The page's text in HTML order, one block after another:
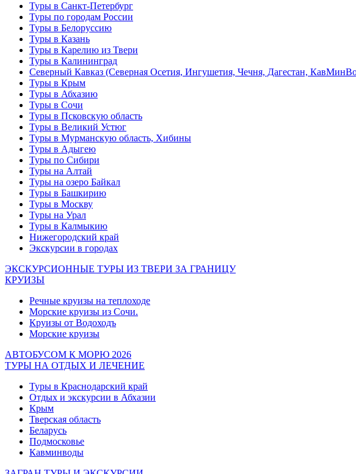
Туры в Санкт-Петербург
Туры по городам России
Туры в Белоруссию
Туры в Казань
Туры в Карелию из Твери
Туры в Калининград
Северный Кавказ (Северная Осетия, Ингушетия, Чечня, Дагестан,
Туры в Крым
Туры в Абхазию
Туры в Сочи
Туры в Псковскую область
Туры в Великий Устюг
Туры в Мурманскую область, Хибины
Туры в Адыгею
Туры по Сибири
Туры на Алтай
Туры на озеро Байкал
Туры в Башкирию
Туры в Москву
Туры на Урал
Туры в Калмыкию
Нижегородский край
Экскурсии в городах
ЭКСКУРСИОННЫЕ ТУРЫ ИЗ ТВЕРИ ЗА ГРАНИЦУ
КРУИЗЫ
Речные круизы на теплоходе
Морские круизы из Сочи.
Круизы от Водоходъ
Морские круизы
АВТОБУСОМ К МОРЮ 2026
ТУРЫ НА ОТДЫХ И ЛЕЧЕНИЕ
Туры в Краснодарский край
Отдых и экскурсии в Абхазии
Крым
Тверская область
Беларусь
Подмосковье
Кавминводы